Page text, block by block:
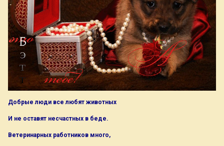
Добрые люди все любят животных
И не оставят несчастных в беде.
Ветеринарных работников много,